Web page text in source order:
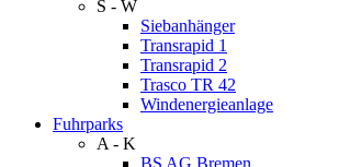
S - W
Siebanhänger
Transrapid 1
Transrapid 2
Trasco TR 42
Windenergieanlage
Fuhrparks
A - K
BS AG Bremen